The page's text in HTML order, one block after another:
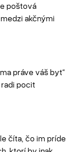
poštová
akčnými
práve váš byt“
pocit
číta, čo im príde